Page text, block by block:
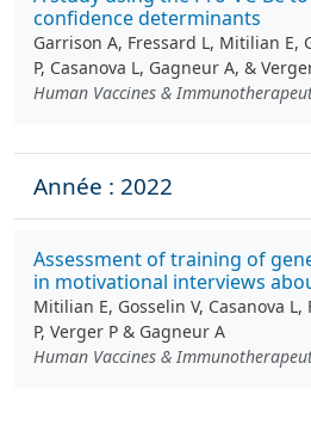
confidence determinants
Garrison A, Fressard L, Mitilian E,
P, Casanova L, Gagneur A, &
Human Vaccines &
Année : 2022
Assessment of training of
in motivational interviews
Mitilian E, Gosselin V, Casanova
P, Verger P & Gagneur A
Human Vaccines &